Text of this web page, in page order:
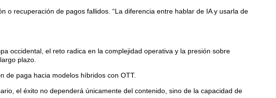
o recuperación de pagos fallidos. “La diferencia entre hablar de IA y usarla de
occidental, el reto radica en la complejidad operativa y la presión sobre
plazo.
de paga hacia modelos híbridos con OTT.
el éxito no dependerá únicamente del contenido, sino de la capacidad de